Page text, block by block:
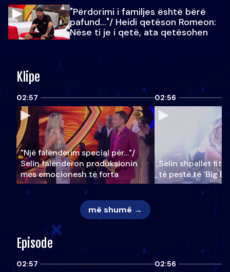
"Përdorimi i familjes është bërë
pafund…"/ Heidi qetëson Romeon:
Nëse ti je i qetë, ata qetësohen
Klipe
02:57
"Një falenderim special për…"/
Selin falënderon produksionin
mes emocionesh të forta
02:56
Selin shpallet
të pestë të ‘Big
më shumë →
Episode
02:57 02:56